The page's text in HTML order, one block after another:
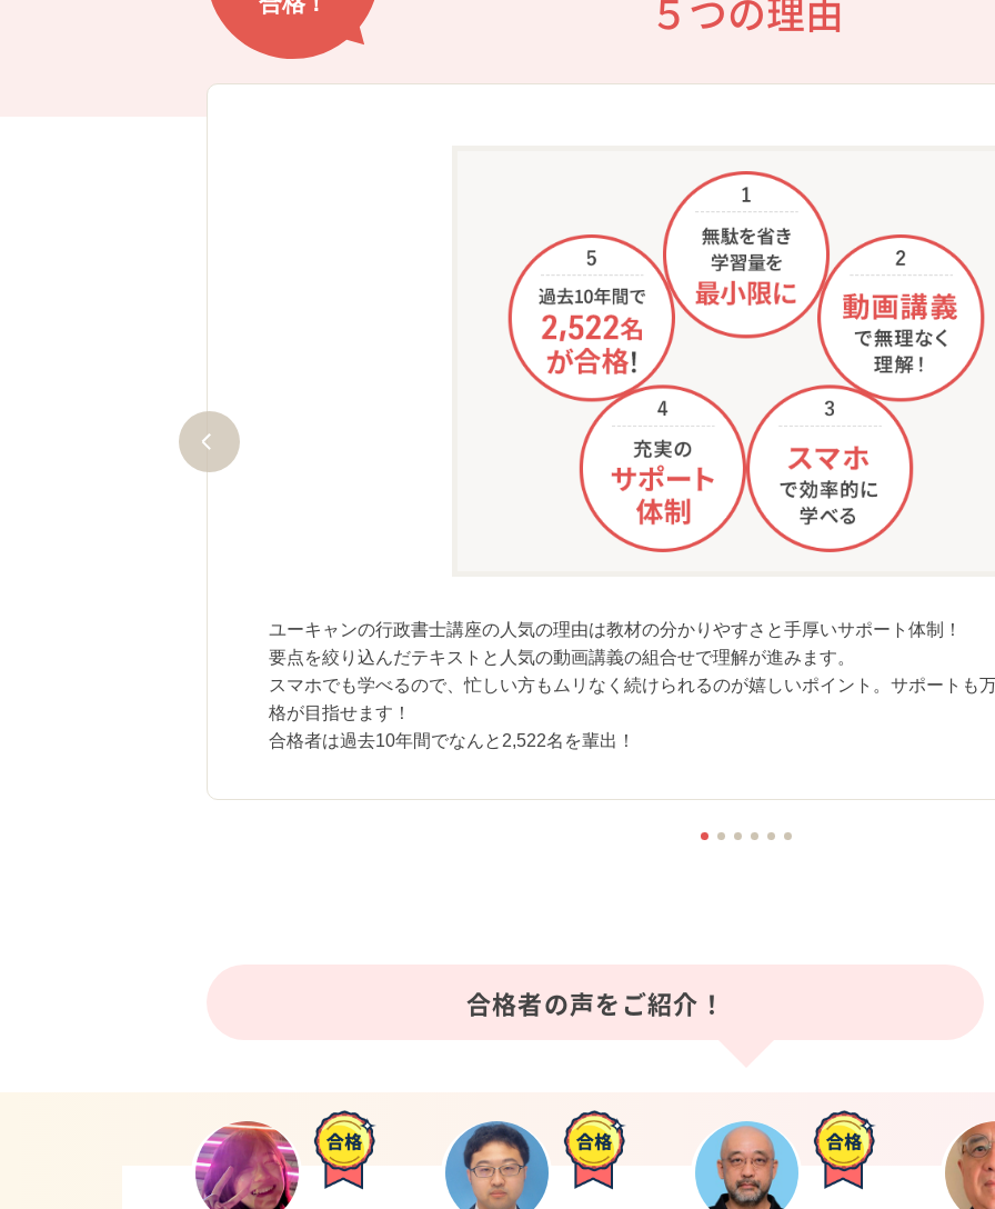
５つの理由
ユーキャンの行政書士講座の人気の理由は教材の分かりやすさと手厚いサポート体制！
要点を絞り込んだテキストと人気の動画講義の組合せで理解が進みます。
スマホでも学べるので、忙しい方もムリなく続けられるのが嬉しいポイント。サポートも
格が目指せます！
合格者は過去10年間でなんと2,522名を輩出！
合格者の声をご紹介！